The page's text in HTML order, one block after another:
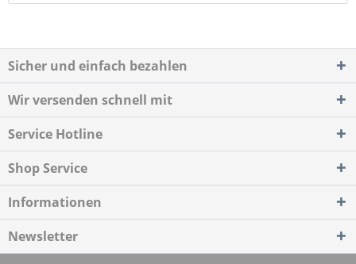
Sicher und einfach bezahlen
Wir versenden schnell mit
Service Hotline
Shop Service
Informationen
Newsletter